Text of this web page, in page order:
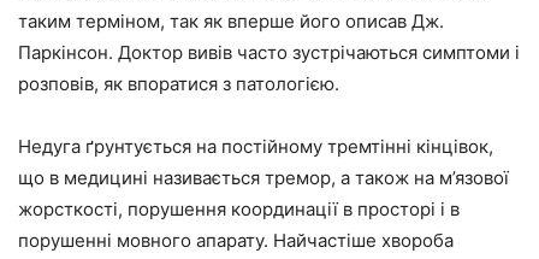
таким терміном, так як вперше його описав Дж.
Паркінсон. Доктор вивів часто зустрічаються симптоми і
розповів, як впоратися з патологією.
Недуга ґрунтується на постійному тремтінні кінцівок,
що в медицині називається тремор, а також на м’язової
жорсткості, порушення координації в просторі і в
порушенні мовного апарату. Найчастіше хвороба